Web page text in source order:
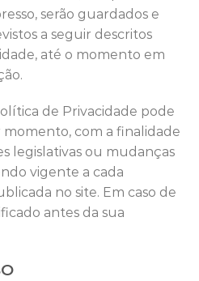
serão guardados e
a seguir descritos
até o momento em
de Privacidade pode
com a finalidade
legislativas ou mudanças
vigente a cada
no site. Em caso de
antes da sua